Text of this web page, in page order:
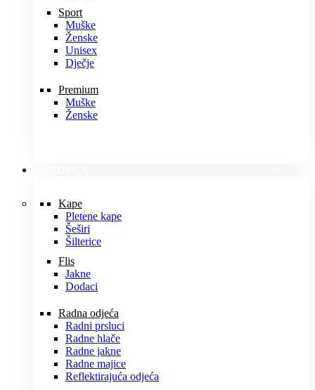
Sport
Muške
Ženske
Unisex
Dječje
Premium
Muške
Ženske
Kape
Pletene kape
Šeširi
Šilterice
Flis
Jakne
Dodaci
Radna odjeća
Radni prsluci
Radne hlače
Radne jakne
Radne majice
Reflektirajuća odjeća